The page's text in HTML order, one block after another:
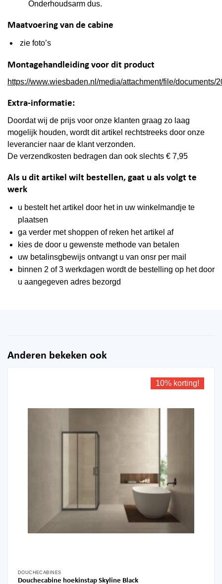
Onderhoudsarm dus.
Maatvoering van de cabine
zie foto’s
Montagehandleiding voor dit product
https://www.wiesbaden.nl/media/attachment/file/documents/
Extra-informatie:
Doordat wij de prijs voor onze klanten graag zo laag
mogelijk houden, wordt dit artikel rechtstreeks door onze
leverancier naar de klant verzonden.
De verzendkosten bedragen dan ook slechts € 7,95
Als u dit artikel wilt bestellen, gaat u als volgt te
werk
u bestelt het artikel door het in uw winkelmandje te
plaatsen
ga verder met shoppen of reken het artikel af
kies de door u gewenste methode van betalen
uw betalinsgbewijs ontvangt u van onsr per mail
binnen 2 of 3 werkdagen wordt de bestelling op het door
u aangegeven adres bezorgd
Anderen bekeken ook
10% korting!
DOUCHECABINES
Douchecabine hoekinstap Skyline Black
Dit